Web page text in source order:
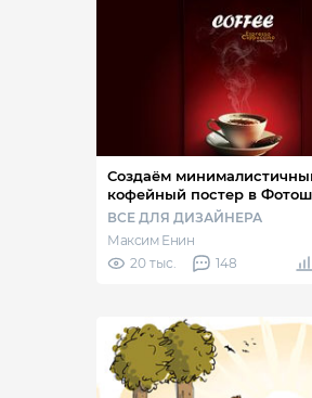
Создаём
кофейный постер в
ВСЕ ДЛЯ ДИЗАЙНЕРА
Максим Енин
20 тыс.
148